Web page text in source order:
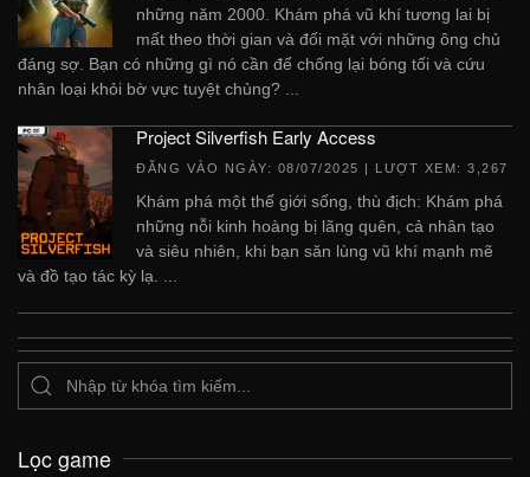
những năm 2000. Khám phá vũ khí tương lai bị
mất theo thời gian và đối mặt với những ông chủ
đáng sợ. Bạn có những gì nó cần để chống lại bóng tối và cứu
nhân loại khỏi bờ vực tuyệt chủng? ...
Project Silverfish Early Access
ĐĂNG VÀO NGÀY: 08/07/2025 | LƯỢT XEM: 3,267
Khám phá một thế giới sống, thù địch: Khám phá
những nỗi kinh hoàng bị lãng quên, cả nhân tạo
và siêu nhiên, khi bạn săn lùng vũ khí mạnh mẽ
và đồ tạo tác kỳ lạ. ...
Lọc game